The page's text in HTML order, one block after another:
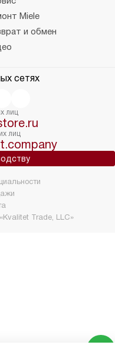
Miele
и обмен
сетях
лиц
лиц
Trade, LLC»